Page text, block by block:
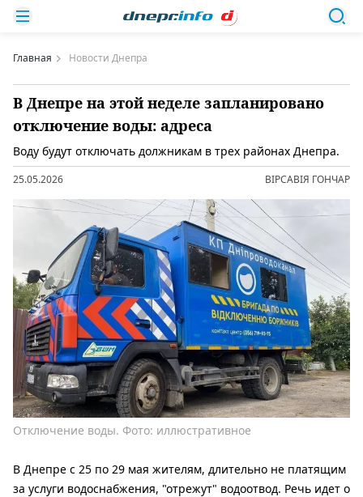
Главная Новости Днепра
В Днепре на этой неделе запланировано
отключение воды: адреса
Воду будут отключать должникам в трех районах Днепра.
25.05.2026 ВІРСАВІЯ ГОНЧАР
Отключение воды. Фото: иллюстративное
В Днепре с 25 по 29 мая жителям, длительно не платящим
за услуги водоснабжения, "отрежут" водоотвод. Речь идет о